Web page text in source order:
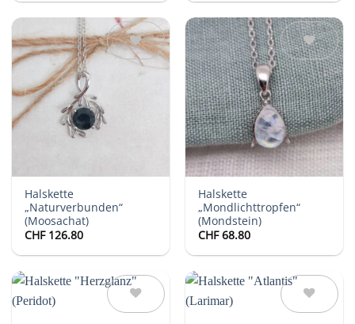
Auf die
Halskette
„Naturverbunden“
(Moosachat)
CHF126.80
Auf die
Wunschliste
Halskette
„Mondlichttropfen“
(Mondstein)
CHF68.80